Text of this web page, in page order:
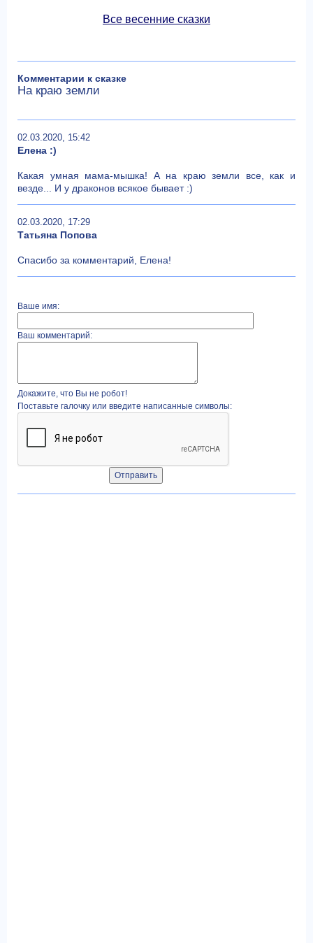
Все весенние сказки
Комментарии к сказке
На краю земли
02.03.2020, 15:42
Елена :)
Какая умная мама-мышка! А на краю земли все, как и
везде... И у драконов всякое бывает :)
02.03.2020, 17:29
Татьяна Попова
Спасибо за комментарий, Елена!
Ваше имя:
Ваш комментарий:
Докажите, что Вы не робот!
Поставьте галочку или введите написанные символы: